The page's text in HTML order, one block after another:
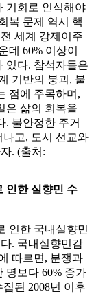
기회로 인식해야
복 문제 역시 핵
세계 강제이주
데 60% 이상이
있다. 참석자들은
기반의 붕괴, 불
점에 주목하며,
은 삶의 회복을
. 불안정한 주거
고, 도시 선교와
. (출처:
인한 실향민 수
인한 국내실향민
. 국내실향민감
따르면, 분쟁과
명보다 60% 증가
된 2008년 이후